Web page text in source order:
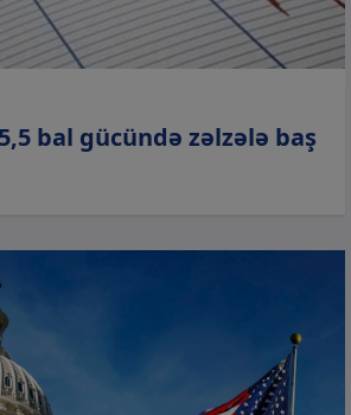
bal gücündə zəlzələ baş